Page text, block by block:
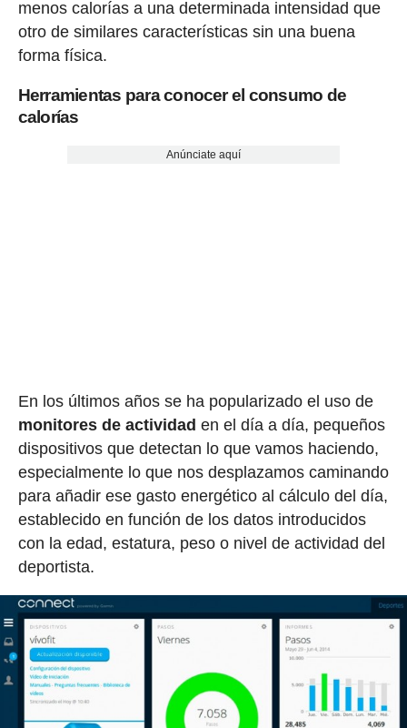
menos calorías a una determinada intensidad que
otro de similares características sin una buena
forma física.
Herramientas para conocer el consumo de
calorías
Anúnciate aquí
En los últimos años se ha popularizado el uso de
monitores de actividad en el día a día, pequeños
dispositivos que detectan lo que vamos haciendo,
especialmente lo que nos desplazamos caminando
para añadir ese gasto energético al cálculo del día,
establecido en función de los datos introducidos
con la edad, estatura, peso o nivel de actividad del
deportista.